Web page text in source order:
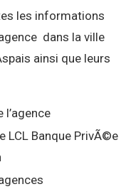
les informations
dans la ville
ainsi que leurs
l’agence
LCL Banque PrivÃ©e